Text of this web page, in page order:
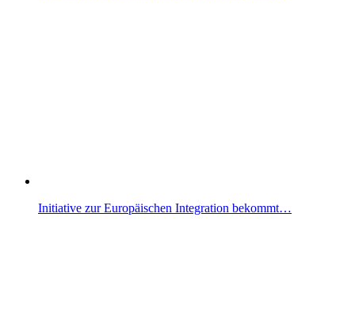
Initiative zur Europäischen Integration bekommt…